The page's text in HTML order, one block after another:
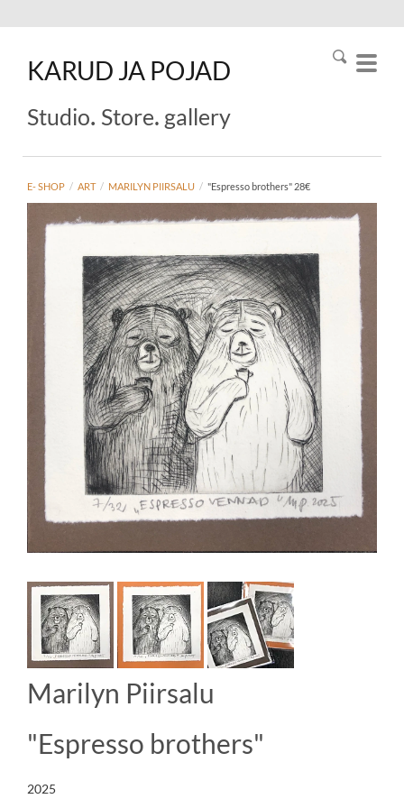
KARUD JA POJAD
Studio. Store. gallery
E- SHOP / ART / MARILYN PIIRSALU / "Espresso brothers" 28€
Marilyn Piirsalu
"Espresso brothers"
2025